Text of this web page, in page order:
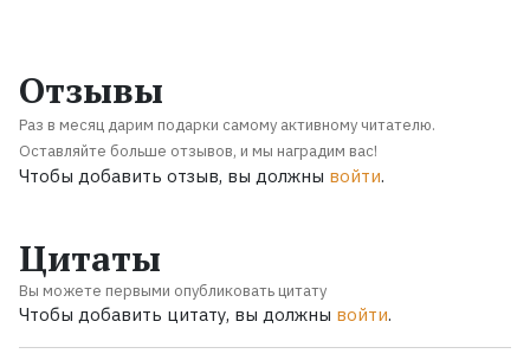
Отзывы
Раз в месяц дарим подарки самому активному читателю.
Оставляйте больше отзывов, и мы наградим вас!
Чтобы добавить отзыв, вы должны войти.
Цитаты
Вы можете первыми опубликовать цитату
Чтобы добавить цитату, вы должны войти.